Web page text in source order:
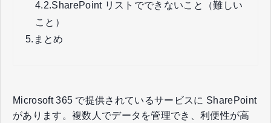
4.2.SharePoint リストでできないこと（難しい
こと）
5. まとめ
Microsoft 365 で提供されているサービスに SharePoint
があります。複数人でデータを管理でき、利便性が高